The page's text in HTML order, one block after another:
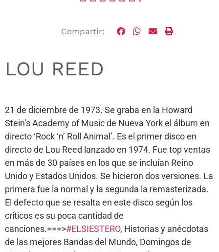
Compartir:
LOU REED
21 de diciembre de 1973. Se graba en la Howard
Stein’s Academy of Music de Nueva York el álbum en
directo ‘Rock ‘n’ Roll Animal’. Es el primer disco en
directo de Lou Reed lanzado en 1974. Fue top ventas
en más de 30 países en los que se incluían Reino
Unido y Estados Unidos. Se hicieron dos versiones. La
primera fue la normal y la segunda la remasterizada.
El defecto que se resalta en este disco según los
críticos es su poca cantidad de
canciones.===>#ELSIESTERO, Historias y anécdotas
de las mejores Bandas del Mundo, Domingos de